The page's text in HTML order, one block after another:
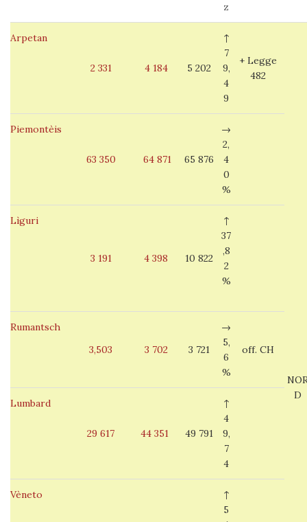
z
Arpetan
2 331 4 184 5 202
↑
7
9,
4
9
+ Legge
482
D
Piemontèis
63 350 64 871 65 876
→
2,
4
0
%
Lìguri
3 191 4 398 10 822
↑
37
,8
2
%
Rumantsch
3,503
3 702 3 721
→
5,
6
%
off. CH
Lumbard
29 617 44 351 49 791
↑
4
9,
7
4
Vèneto
↑
5